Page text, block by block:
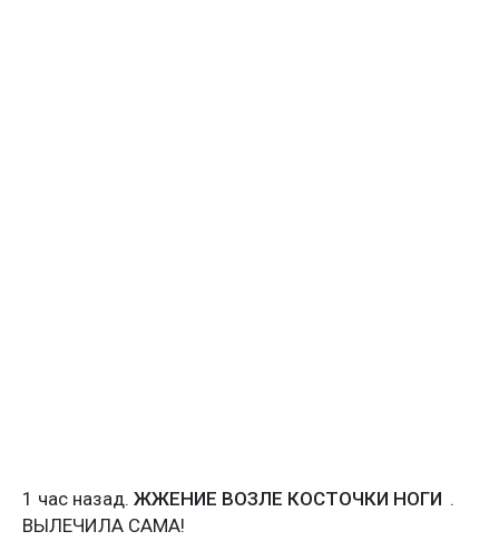
1 час назад. ЖЖЕНИЕ ВОЗЛЕ КОСТОЧКИ НОГИ .
ВЫЛЕЧИЛА САМА!